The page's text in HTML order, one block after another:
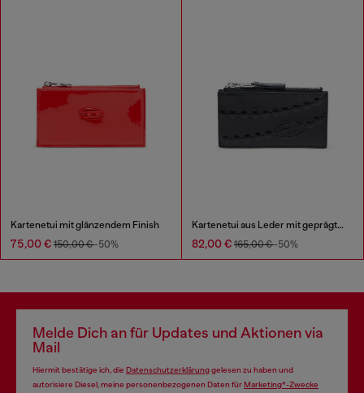
Kartenetui mit glänzendem Finish
75,00 € 150,00 €-50%
Kartenetui aus Leder mit geprägtem Kettenmotiv
82,00 € 165,00 €-50%
Melde Dich an für Updates und Aktionen via
Mail
Hiermit bestätige ich, die Datenschutzerklärunggelesen zu haben und
autorisiere Diesel, meine personenbezogenen Daten fürMarketing*-Zwecke